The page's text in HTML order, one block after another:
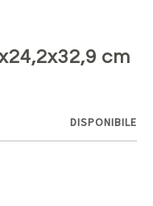
cm
DISPONIBILE